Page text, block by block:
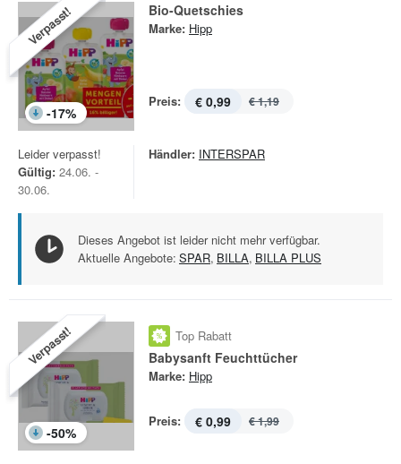
Verpasst!
-17%
Bio-Quetschies
Marke: Hipp
Preis: € 0,99 € 1,19
Leider verpasst!
Gültig: 24.06. -
30.06.
Händler: INTERSPAR
Dieses Angebot ist leider nicht mehr verfügbar.
Aktuelle Angebote: SPAR, BILLA, BILLA PLUS
Verpasst!
-50%
Top Rabatt
Babysanft Feuchttücher
Marke: Hipp
Preis: € 0,99 € 1,99